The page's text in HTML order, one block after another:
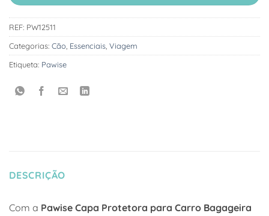
REF: PW12511
Categorias: Cão, Essenciais, Viagem
Etiqueta: Pawise
DESCRIÇÃO
Com a Pawise Capa Protetora para Carro Bagageira